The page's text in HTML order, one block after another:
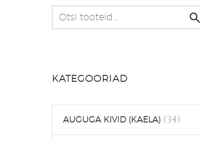

KATEGOORIAD
AUGUGA KIVID (KAELA) (34)